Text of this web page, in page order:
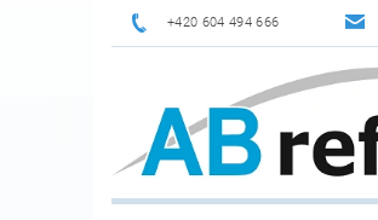
+420 604 494 666